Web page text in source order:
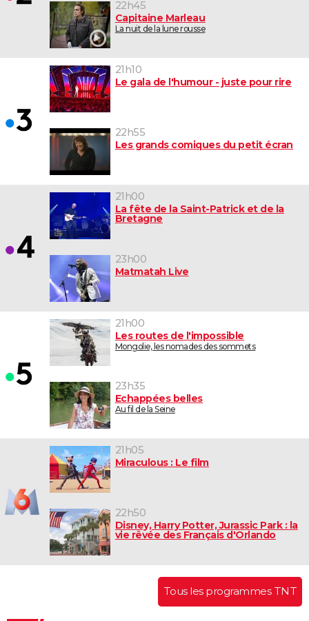
22h45
Capitaine Marleau
La nuit de la lune rousse
21h10
Le gala de l'humour - juste pour rire
22h55
Les grands comiques du petit écran
21h00
La fête de la Saint-Patrick et de la
Bretagne
23h00
Matmatah Live
21h00
Les routes de l'impossible
Mongolie, les nomades des sommets
23h35
Echappées belles
Au fil de la Seine
21h05
Miraculous : Le film
22h50
Disney, Harry Potter, Jurassic Park : la
vie rêvée des Français d'Orlando
Tous les programmes TNT